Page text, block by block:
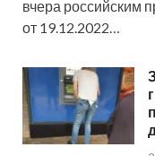
вчера российским
от 19.12.2022…